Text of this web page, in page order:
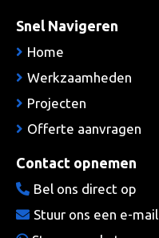
Snel Navigeren
Home
Werkzaamheden
Projecten
Offerte aanvragen
Contact opnemen
Bel ons direct op
Stuur ons een e-mail